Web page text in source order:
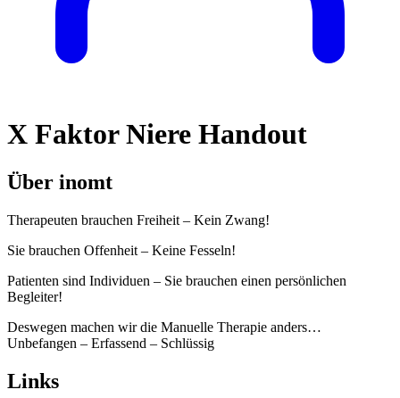
X Faktor Niere Handout
Über inomt
Therapeuten brauchen Freiheit – Kein Zwang!
Sie brauchen Offenheit – Keine Fesseln!
Patienten sind Individuen – Sie brauchen einen persönlichen
Begleiter!
Deswegen machen wir die Manuelle Therapie anders…
Unbefangen – Erfassend – Schlüssig
Links